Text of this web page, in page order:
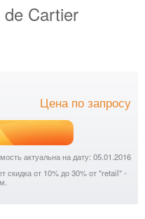
Cartier
Цена по запросу
актуальна на дату: 05.01.2016
скидка от 10% до 30% от "retail" -